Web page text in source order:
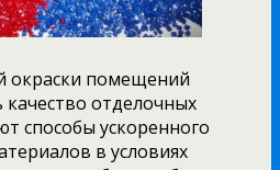
окраски помещений
отделочных
способы ускоренного
в условиях